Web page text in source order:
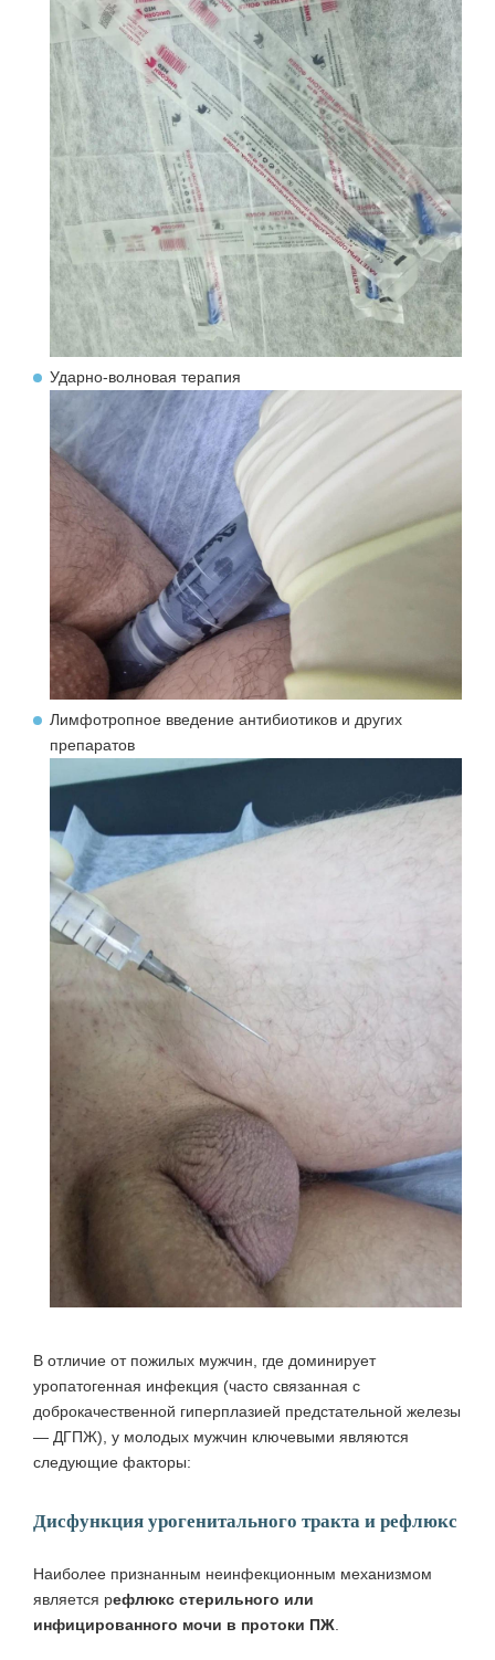
Ударно‑волновая терапия
Лимфотропное введение антибиотиков и других
препаратов
В отличие от пожилых мужчин, где доминирует
уропатогенная инфекция (часто связанная с
доброкачественной гиперплазией предстательной железы
— ДГПЖ), у молодых мужчин ключевыми являются
следующие факторы:
Дисфункция урогенитального тракта и рефлюкс
Наиболее признанным неинфекционным механизмом
является рефлюкс стерильного или
инфицированного мочи в протоки ПЖ.